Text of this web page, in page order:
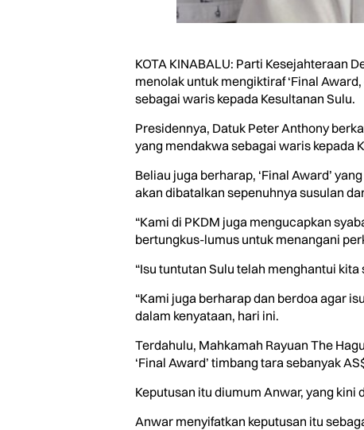
KOTA KINABALU: Parti Kesejahteraan
menolak untuk mengiktiraf ‘Final
sebagai waris kepada Kesultanan Sulu.
Presidennya, Datuk Peter Anthony
yang mendakwa sebagai waris kepada
Beliau juga berharap, ‘Final Award’
akan dibatalkan sepenuhnya susulan
“Kami di PKDM juga mengucapkan
bertungkus-lumus untuk menangani
“Isu tuntutan Sulu telah menghantui
“Kami juga berharap dan berdoa agar
dalam kenyataan, hari ini.
Terdahulu, Mahkamah Rayuan The
‘Final Award’ timbang tara sebanyak
Keputusan itu diumum Anwar, yang
Anwar menyifatkan keputusan itu